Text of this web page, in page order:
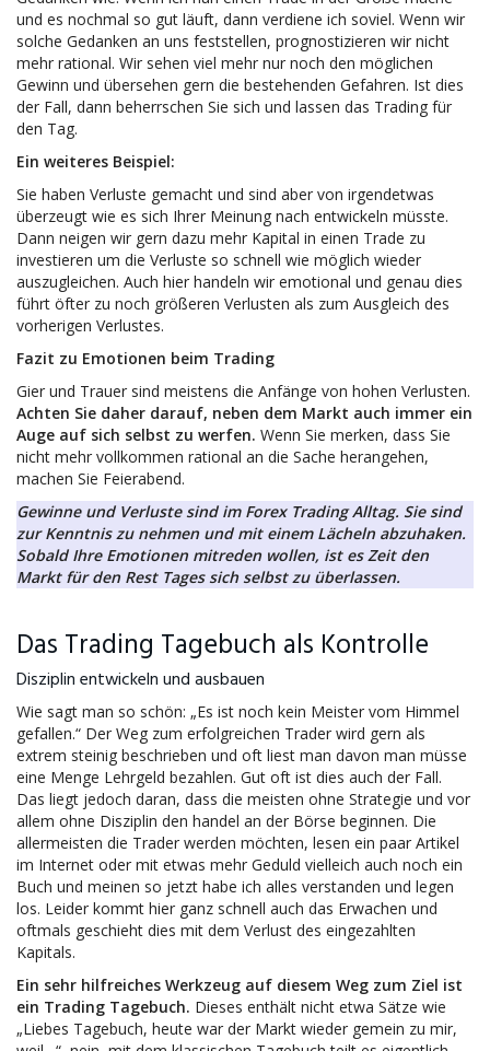
und es nochmal so gut läuft, dann verdiene ich soviel. Wenn wir
solche Gedanken an uns feststellen, prognostizieren wir nicht
mehr rational. Wir sehen viel mehr nur noch den möglichen
Gewinn und übersehen gern die bestehenden Gefahren. Ist dies
der Fall, dann beherrschen Sie sich und lassen das Trading für
den Tag.
Ein weiteres Beispiel:
Sie haben Verluste gemacht und sind aber von irgendetwas
überzeugt wie es sich Ihrer Meinung nach entwickeln müsste.
Dann neigen wir gern dazu mehr Kapital in einen Trade zu
investieren um die Verluste so schnell wie möglich wieder
auszugleichen. Auch hier handeln wir emotional und genau dies
führt öfter zu noch größeren Verlusten als zum Ausgleich des
vorherigen Verlustes.
Fazit zu Emotionen beim Trading
Gier und Trauer sind meistens die Anfänge von hohen Verlusten.
Achten Sie daher darauf, neben dem Markt auch immer ein
Auge auf sich selbst zu werfen. Wenn Sie merken, dass Sie
nicht mehr vollkommen rational an die Sache herangehen,
machen Sie Feierabend.
Gewinne und Verluste sind im Forex Trading Alltag. Sie sind
zur Kenntnis zu nehmen und mit einem Lächeln abzuhaken.
Sobald Ihre Emotionen mitreden wollen, ist es Zeit den
Markt für den Rest Tages sich selbst zu überlassen.
Das Trading Tagebuch als Kontrolle
Disziplin entwickeln und ausbauen
Wie sagt man so schön: „Es ist noch kein Meister vom Himmel
gefallen.“ Der Weg zum erfolgreichen Trader wird gern als
extrem steinig beschrieben und oft liest man davon man müsse
eine Menge Lehrgeld bezahlen. Gut oft ist dies auch der Fall.
Das liegt jedoch daran, dass die meisten ohne Strategie und vor
allem ohne Disziplin den handel an der Börse beginnen. Die
allermeisten die Trader werden möchten, lesen ein paar Artikel
im Internet oder mit etwas mehr Geduld vielleich auch noch ein
Buch und meinen so jetzt habe ich alles verstanden und legen
los. Leider kommt hier ganz schnell auch das Erwachen und
oftmals geschieht dies mit dem Verlust des eingezahlten
Kapitals.
Ein sehr hilfreiches Werkzeug auf diesem Weg zum Ziel ist
ein Trading Tagebuch. Dieses enthält nicht etwa Sätze wie
„Liebes Tagebuch, heute war der Markt wieder gemein zu mir,